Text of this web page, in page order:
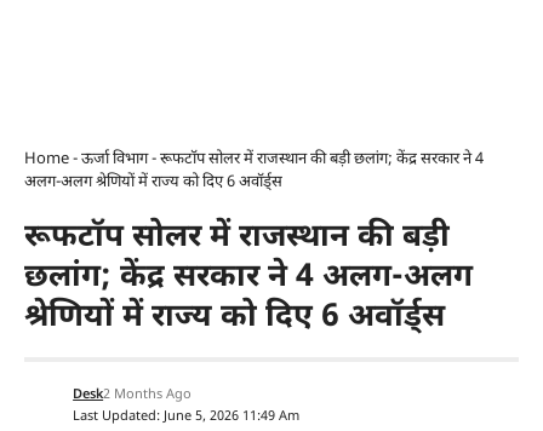
Home-ऊर्जा विभाग-रूफटॉप सोलर में राजस्थान की बड़ी छलांग; केंद्र सरकार ने 4
अलग-अलग श्रेणियों में राज्य को दिए 6 अवॉर्ड्स
रूफटॉप सोलर में राजस्थान की बड़ी
छलांग; केंद्र सरकार ने 4 अलग-अलग
श्रेणियों में राज्य को दिए 6 अवॉर्ड्स
Last Updated: June 5, 2026 11:49 Am
Desk2 Months Ago